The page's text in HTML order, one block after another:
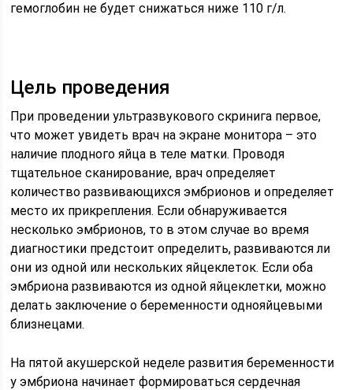
гемоглобин не будет снижаться ниже 110 г/л.
Цель проведения
При проведении ультразвукового скринига первое,
что может увидеть врач на экране монитора – это
наличие плодного яйца в теле матки. Проводя
тщательное сканирование, врач определяет
количество развивающихся эмбрионов и определяет
место их прикрепления. Если обнаруживается
несколько эмбрионов, то в этом случае во время
диагностики предстоит определить, развиваются ли
они из одной или нескольких яйцеклеток. Если оба
эмбриона развиваются из одной яйцеклетки, можно
делать заключение о беременности однояйцевыми
близнецами.
На пятой акушерской неделе развития беременности
у эмбриона начинает формироваться сердечная